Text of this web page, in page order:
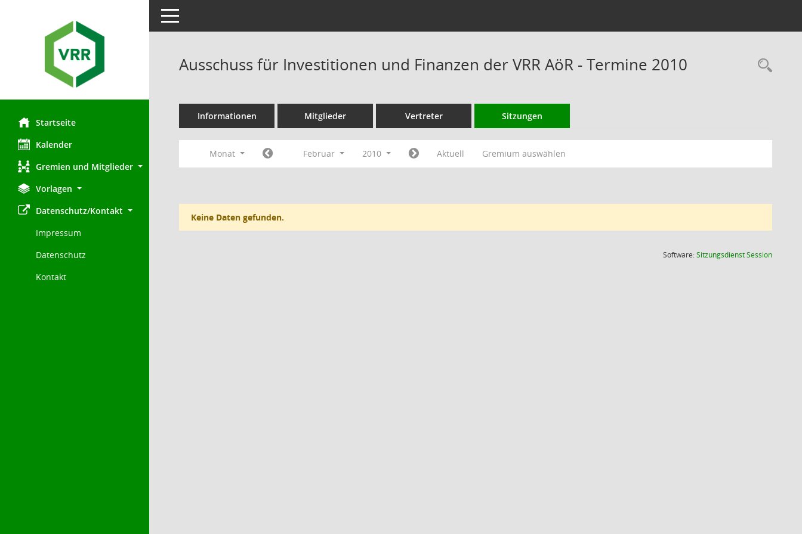
Startseite
Kalender
Gremien und Mitglieder
Vorlagen
Datenschutz/Kontakt
Impressum
Datenschutz
Kontakt
Toggle navigation
Ausschuss für Investitionen und Finanzen der VRR AöR - Termine 2010
Informationen Mitglieder Vertreter Sitzungen
Monat Februar 2010 Aktuell Gremium auswählen
Keine Daten gefunden.
Software:SitzungsdienstSession(Wird in